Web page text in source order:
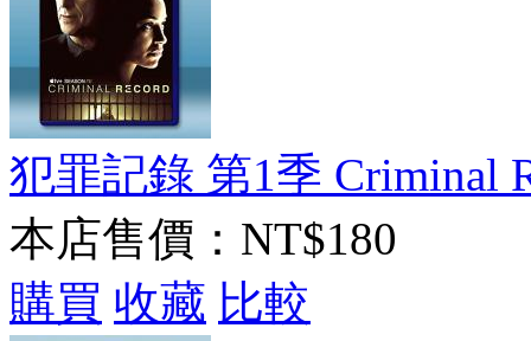
犯罪記錄 第1季 Criminal
本店售價： NT$180
購買 收藏 比較